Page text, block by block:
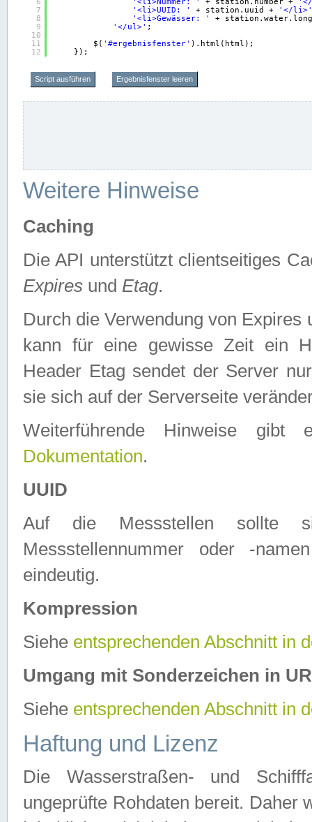
7
8
9
10
11
12
'<li>UUID: '
+ station.uuid +
'</li>'
'<li>Gewässer: '
+
'</ul>' ;
$( '#ergebnisfenster' ).html(html);
});
Script ausführen Ergebnisfenster leeren
Weitere Hinweise
Caching
Die API unterstützt clientseitiges
Expires und Etag.
Durch die Verwendung von
kann für eine gewisse Zeit ein
Header Etag sendet der Server
sie sich auf der Serverseite
Weiterführende Hinweise
Dokumentation.
UUID
Auf die Messstellen sollte
Messstellennummer oder -
eindeutig.
Kompression
Siehe entsprechenden Abschnitt in
Umgang mit Sonderzeichen in
Siehe entsprechenden Abschnitt in
Haftung und Lizenz
Die Wasserstraßen- und
ungeprüfte Rohdaten bereit. Daher